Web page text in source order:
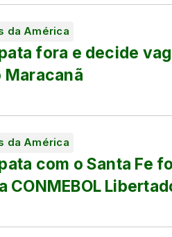
da América
fora e decide
Maracanã
da América
com o Santa Fe